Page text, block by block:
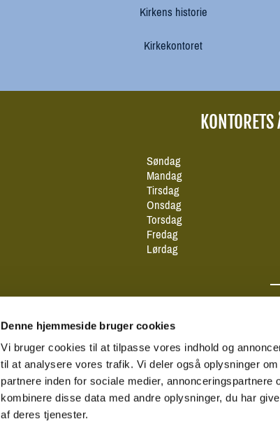
Denne hjemmeside bruger cookies
Vi bruger cookies til at tilpasse vores indhold og
til at analysere vores trafik. Vi deler også oplysninger
partnere inden for sociale medier, annonceringspartnere
kombinere disse data med andre oplysninger, du har
af deres tjenester.
Kirkens historie
Kirkekontoret
Søndag
Mandag
Tirsdag
Onsdag
Torsdag
Fredag
Lørdag